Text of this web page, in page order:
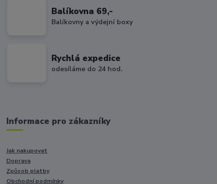
Balíkovna 69,-
Balíkovny a výdejní boxy
Rychlá expedice
odesíláme do 24 hod.
Informace pro zákazníky
Jak nakupovat
Doprava
Způsob platby
Obchodní podmínky